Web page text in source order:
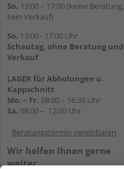
So. 13:00 – 17:00 (keine Beratung,
kein Verkauf)
So. 13:00 - 17:00 Uhr
Schautag, ohne Beratung und
Verkauf
LAGER für Abholungen u.
Kappschnitt
Mo. – Fr. 08:00 – 16:30 Uhr
Sa. 08:00 – 12:00 Uhr
Beratungstermin vereinbaren
Wir helfen Ihnen gerne
weiter